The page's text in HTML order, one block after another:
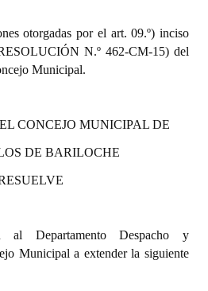
otorgadas por el art. 09.º) inciso
N.º 462-CM-15) del
Municipal.
CONCEJO MUNICIPAL DE
DE BARILOCHE
Departamento Despacho y
Municipal a extender la siguiente